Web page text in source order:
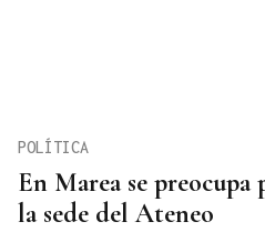
En Marea se preocupa
la sede del Ateneo
POLÍTICA